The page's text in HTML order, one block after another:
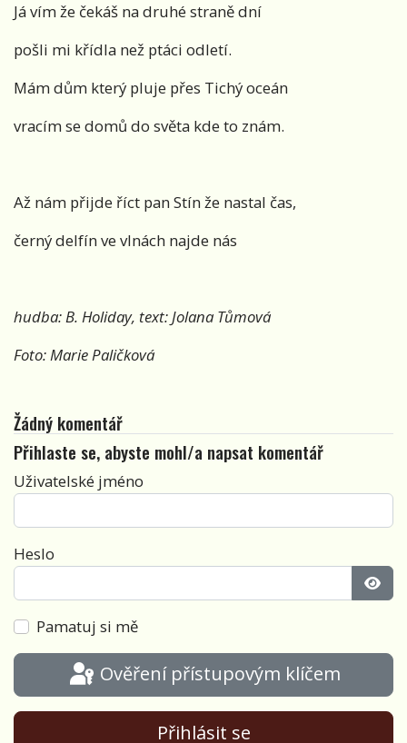
Já vím že čekáš na druhé straně dní
pošli mi křídla než ptáci odletí.
Mám dům který pluje přes Tichý oceán
vracím se domů do světa kde to znám.
Až nám přijde říct pan Stín že nastal čas,
černý delfín ve vlnách najde nás
hudba: B. Holiday, text: Jolana Tůmová
Foto: Marie Paličková
Žádný komentář
Přihlaste se, abyste mohl/a napsat komentář
Uživatelské jméno
Heslo
Pamatuj si mě
Ověření přístupovým klíčem
Přihlásit se